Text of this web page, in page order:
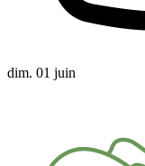
dim. 01 juin